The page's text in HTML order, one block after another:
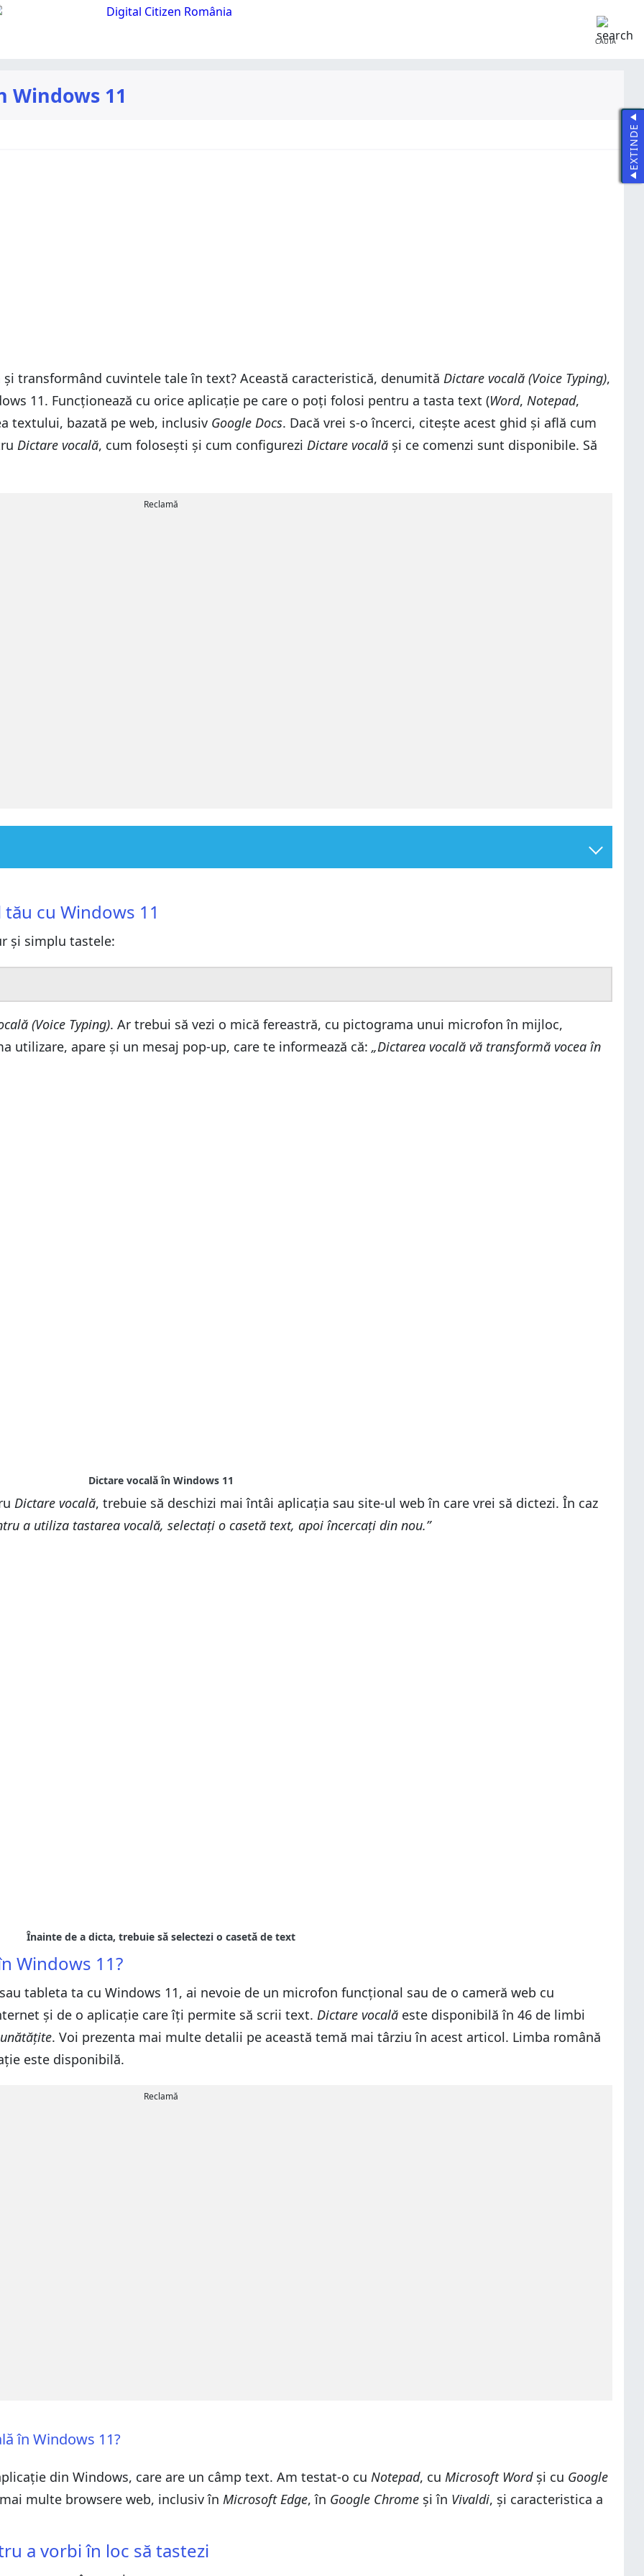
CAUTĂ
11
transformând cuvintele tale în text? Această caracteristică, denumită Dictare vocală (Voice Typing),
11. Funcționează cu orice aplicație pe care o poți folosi pentru a tasta text (Word, Notepad,
textului, bazată pe web, inclusiv Google Docs. Dacă vrei s-o încerci, citește acest ghid și află cum
Dictare vocală, cum folosești și cum configurezi Dictare vocală și ce comenzi sunt disponibile. Să
Reclamă
11?
tastezi
11?
11?
11?
cu Windows 11
și simplu tastele:
(Voice Typing). Ar trebui să vezi o mică fereastră, cu pictograma unui microfon în mijloc,
utilizare, apare și un mesaj pop-up, care te informează că: „Dictarea vocală vă transformă vocea în
Dictare vocală, trebuie să deschizi mai întâi aplicația sau site-ul web în care vrei să dictezi. În caz
a utiliza tastarea vocală, selectați o casetă text, apoi încercați din nou.”
Windows 11?
tableta ta cu Windows 11, ai nevoie de un microfon funcțional sau de o cameră web cu
și de o aplicație care îți permite să scrii text. Dictare vocală este disponibilă în 46 de limbi
. Voi prezenta mai multe detalii pe această temă mai târziu în acest articol. Limba română
este disponibilă.
Reclamă
în Windows 11?
din Windows, care are un câmp text. Am testat-o cu Notepad, cu Microsoft Wordși cu Google
multe browsere web, inclusiv în Microsoft Edge, în Google Chrome și în Vivaldi, și caracteristica a
a vorbi în loc să tastezi
EXTINDE